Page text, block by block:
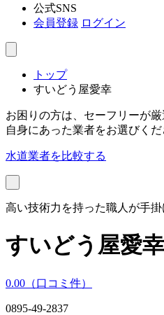
公式SNS
会員登録 ログイン
トップ
すいどう屋愛幸
お困りの方は、セーフリーが
自身にあった業者をお選びくだ
水道業者を比較する
高い技術力を持った職人が手
すいどう屋愛幸
0.00 （口コミ 件）
0895-49-2837